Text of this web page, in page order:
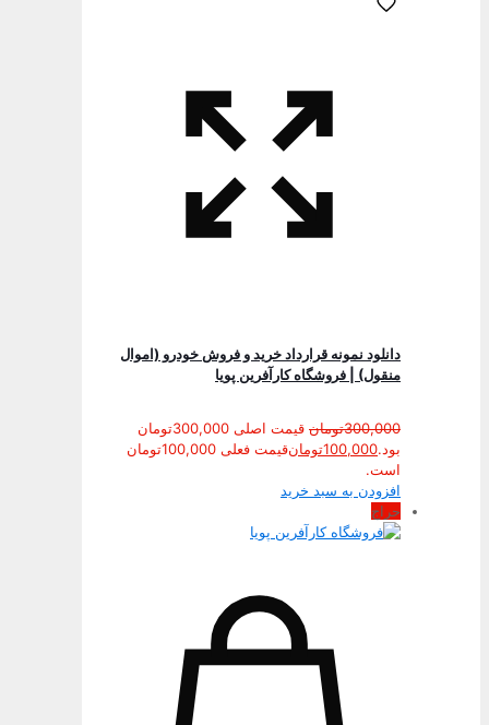
دانلود نمونه قرارداد خرید و فروش خودرو (اموال
منقول) | فروشگاه کارآفرین پویا
300,000تومان
قیمت اصلی 300,000تومان
بود.100,000تومان
قیمت فعلی 100,000تومان
است.
افزودن به سبد خرید
حراج